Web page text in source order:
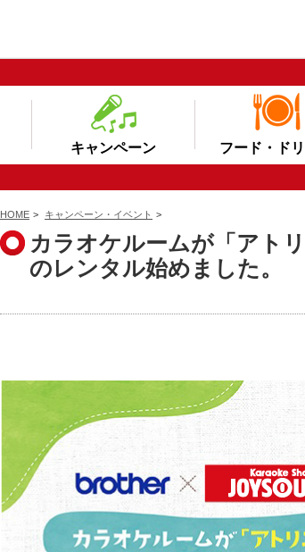
キャンペーン フード・ド
HOME > キャンペーン・イベント >
カラオケルームが「アト
のレンタル始めました。